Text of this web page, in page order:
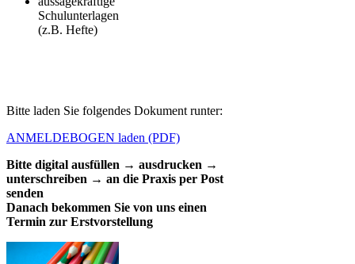
Schulunterlagen
(z.B. Hefte)
Bitte laden Sie folgendes Dokument runter:
ANMELDEBOGEN laden (PDF)
Bitte digital ausfüllen → ausdrucken →
unterschreiben → an die Praxis per Post
senden
Danach bekommen Sie von uns einen
Termin zur Erstvorstellung